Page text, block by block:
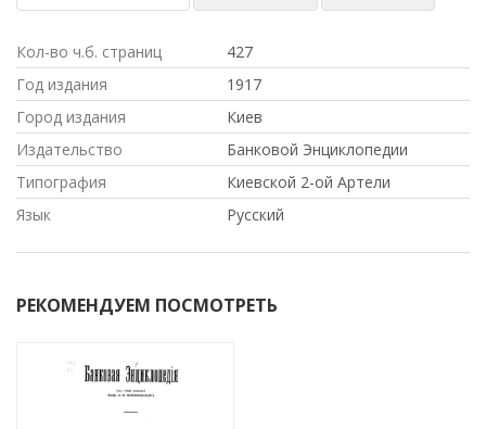
Кол-во ч.б. страниц
427
Год издания
1917
Город издания
Киев
Издательство
Банковой Энциклопедии
Типография
Киевской 2-ой Артели
Язык
Русский
РЕКОМЕНДУЕМ ПОСМОТРЕТЬ